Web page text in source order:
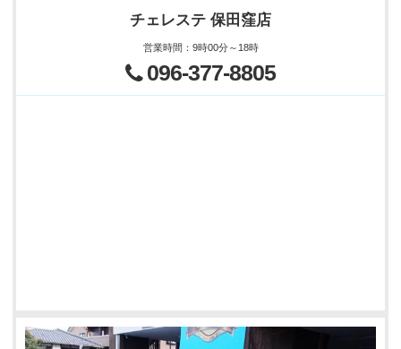
チェレステ 保田窪店
営業時間 ： 9時00分～18時
096-377-8805